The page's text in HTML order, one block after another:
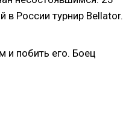
России турнир Bellator.
и побить его. Боец